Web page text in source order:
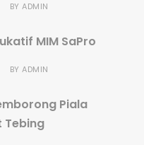
BY ADMIN
MIM SaPro
BY ADMIN
Piala
Tebing